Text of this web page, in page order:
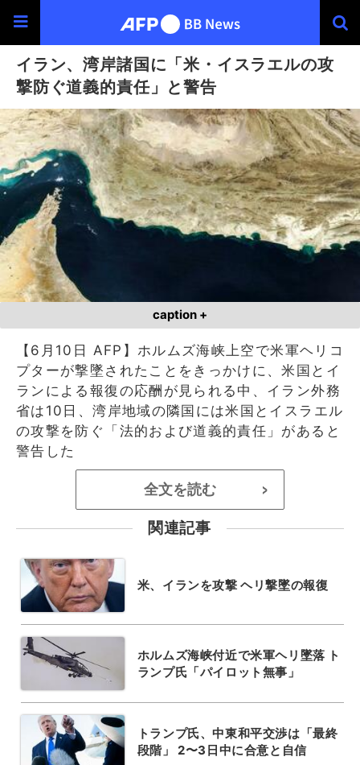
イラン、湾岸諸国に「米・イスラエルの攻
撃防ぐ道義的責任」と警告
caption +
【6月10日 AFP】ホルムズ海峡上空で米軍ヘリコ
プターが撃墜されたことをきっかけに、米国とイ
ランによる報復の応酬が見られる中、イラン外務
省は10日、湾岸地域の隣国には米国とイスラエル
の攻撃を防ぐ「法的および道義的責任」があると
警告した
全文を読む >
関連記事
米、イランを攻撃 ヘリ撃墜の報復
ホルムズ海峡付近で米軍ヘリ墜落 ト
ランプ氏「パイロット無事」
トランプ氏、中東和平交渉は「最終
段階」 2〜3日中に合意と自信